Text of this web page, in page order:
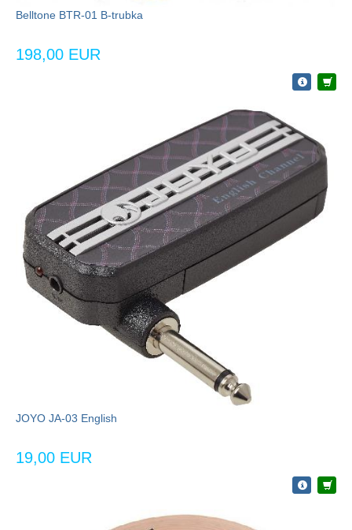
Belltone BTR-01 B-trubka
198,00 EUR
JOYO JA-03 English
19,00 EUR